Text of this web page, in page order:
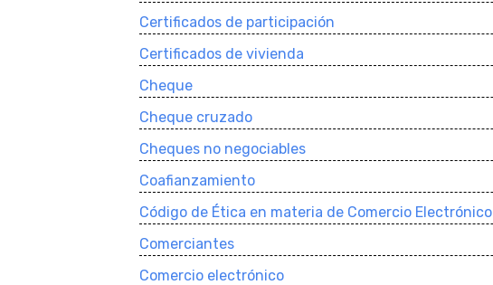
Certificados de participación
Certificados de vivienda
Cheque
Cheque cruzado
Cheques no negociables
Coafianzamiento
Código de Ética en materia de Comercio Electrónico
Comerciantes
Comercio electrónico